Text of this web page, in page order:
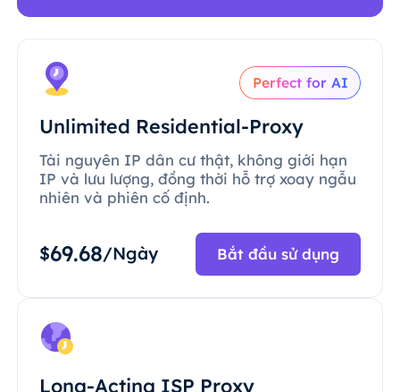
Perfect for AI
Unlimited Residential-Proxy
Tài nguyên IP dân cư thật, không giới hạn
IP và lưu lượng, đồng thời hỗ trợ xoay ngẫu
nhiên và phiên cố định.
$69.68/Ngày Bắt đầu sử dụng
Long-Acting ISP Proxy